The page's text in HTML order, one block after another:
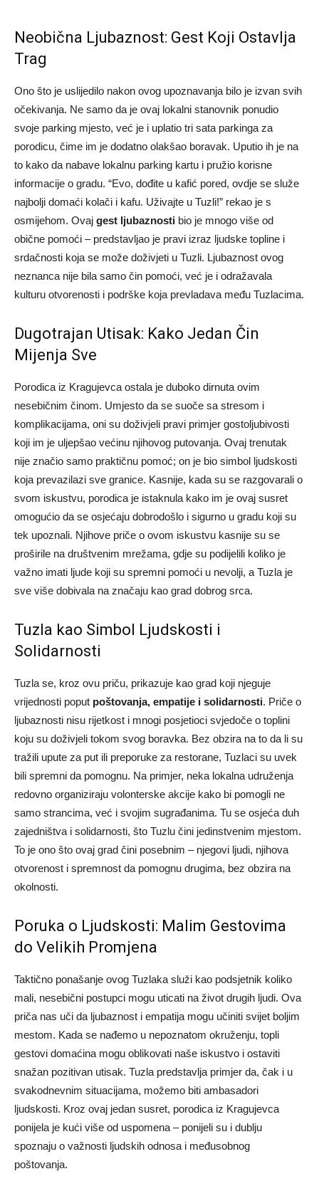
Neobična Ljubaznost: Gest Koji Ostavlja
Trag
Ono što je uslijedilo nakon ovog upoznavanja bilo je izvan svih
očekivanja. Ne samo da je ovaj lokalni stanovnik ponudio
svoje parking mjesto, već je i uplatio tri sata parkinga za
porodicu, čime im je dodatno olakšao boravak. Uputio ih je na
to kako da nabave lokalnu parking kartu i pružio korisne
informacije o gradu. “Evo, dođite u kafić pored, ovdje se služe
najbolji domaći kolači i kafu. Uživajte u Tuzli!” rekao je s
osmijehom. Ovaj gest ljubaznosti bio je mnogo više od
obične pomoći – predstavljao je pravi izraz ljudske topline i
srdačnosti koja se može doživjeti u Tuzli. Ljubaznost ovog
neznanca nije bila samo čin pomoći, već je i odražavala
kulturu otvorenosti i podrške koja prevladava među Tuzlacima.
Dugotrajan Utisak: Kako Jedan Čin
Mijenja Sve
Porodica iz Kragujevca ostala je duboko dirnuta ovim
nesebičnim činom. Umjesto da se suoče sa stresom i
komplikacijama, oni su doživjeli pravi primjer gostoljubivosti
koji im je uljepšao većinu njihovog putovanja. Ovaj trenutak
nije značio samo praktičnu pomoć; on je bio simbol ljudskosti
koja prevazilazi sve granice. Kasnije, kada su se razgovarali o
svom iskustvu, porodica je istaknula kako im je ovaj susret
omogućio da se osjećaju dobrodošlo i sigurno u gradu koji su
tek upoznali. Njihove priče o ovom iskustvu kasnije su se
proširile na društvenim mrežama, gdje su podijelili koliko je
važno imati ljude koji su spremni pomoći u nevolji, a Tuzla je
sve više dobivala na značaju kao grad dobrog srca.
Tuzla kao Simbol Ljudskosti i
Solidarnosti
Tuzla se, kroz ovu priču, prikazuje kao grad koji njeguje
vrijednosti poput poštovanja, empatije i solidarnosti. Priče o
ljubaznosti nisu rijetkost i mnogi posjetioci svjedoče o toplini
koju su doživjeli tokom svog boravka. Bez obzira na to da li su
tražili upute za put ili preporuke za restorane, Tuzlaci su uvek
bili spremni da pomognu. Na primjer, neka lokalna udruženja
redovno organiziraju volonterske akcije kako bi pomogli ne
samo strancima, već i svojim sugrađanima. Tu se osjeća duh
zajedništva i solidarnosti, što Tuzlu čini jedinstvenim mjestom.
To je ono što ovaj grad čini posebnim – njegovi ljudi, njihova
otvorenost i spremnost da pomognu drugima, bez obzira na
okolnosti.
Poruka o Ljudskosti: Malim Gestovima
do Velikih Promjena
Taktično ponašanje ovog Tuzlaka služi kao podsjetnik koliko
mali, nesebični postupci mogu uticati na život drugih ljudi. Ova
priča nas uči da ljubaznost i empatija mogu učiniti svijet boljim
mestom. Kada se nađemo u nepoznatom okruženju, topli
gestovi domaćina mogu oblikovati naše iskustvo i ostaviti
snažan pozitivan utisak. Tuzla predstavlja primjer da, čak i u
svakodnevnim situacijama, možemo biti ambasadori
ljudskosti. Kroz ovaj jedan susret, porodica iz Kragujevca
ponijela je kući više od uspomena – ponijeli su i dublju
spoznaju o važnosti ljudskih odnosa i međusobnog
poštovanja.